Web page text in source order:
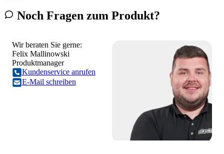
Noch Fragen zum Produkt?
Wir beraten Sie gerne:
Felix Mallinowski
Produktmanager
Kundenservice anrufen
E-Mail schreiben